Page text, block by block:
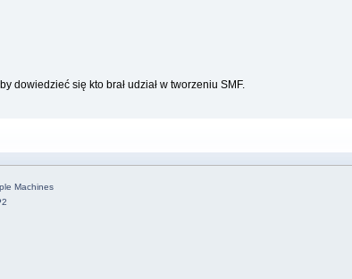
by dowiedzieć się kto brał udział w tworzeniu SMF.
Machines